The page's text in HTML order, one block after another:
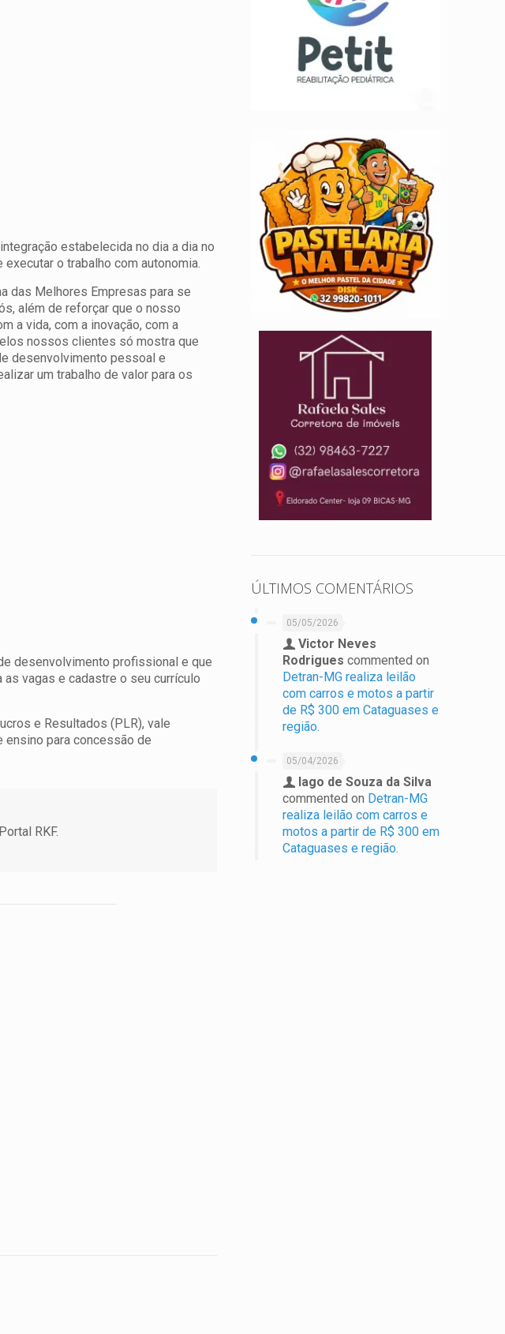
estabelecida no dia a dia no
o trabalho com autonomia.
das Melhores Empresas para se
além de reforçar que o nosso
a vida, com a inovação, com a
nossos clientes só mostra que
desenvolvimento pessoal e
um trabalho de valor para os
desenvolvimento profissional e que
vagas e cadastre o seu currículo
e Resultados (PLR), vale
ensino para concessão de
RKF.
ÚLTIMOS COMENTÁRIOS
05/05/2026
Victor Neves
Rodrigues commented on
Detran-MG realiza leilão
com carros e motos a partir
de R$ 300 em Cataguases e
região.
05/04/2026
Iago de Souza da Silva
commented on Detran-MG
realiza leilão com carros e
motos a partir de R$ 300 em
Cataguases e região.